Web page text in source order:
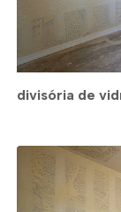
divisória de